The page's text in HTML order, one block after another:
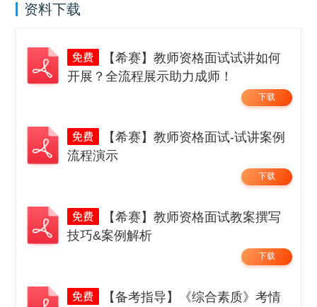
资料下载
【希赛】教师资格面试试讲如何
开展？全流程展示助力成师！
下载
【希赛】教师资格面试-试讲案例
流程演示
下载
【希赛】教师资格面试教案撰写
技巧&案例解析
下载
【备考指导】《综合素质》考情